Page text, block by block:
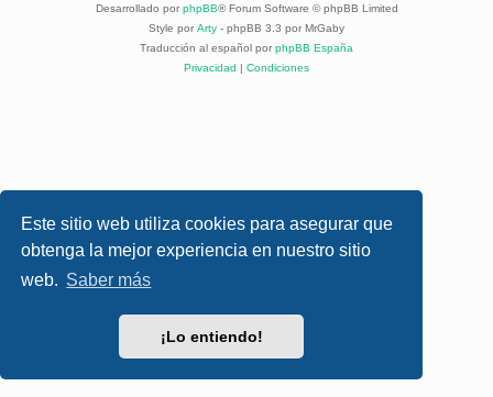
Este sitio web utiliza cookies para asegurar que
obtenga la mejor experiencia en nuestro sitio
web. Saber más
¡Lo entiendo!
Desarrollado por phpBB® Forum Software © phpBB Limited
Style por Arty - phpBB 3.3 por MrGaby
Traducción al español por phpBB España
Privacidad | Condiciones